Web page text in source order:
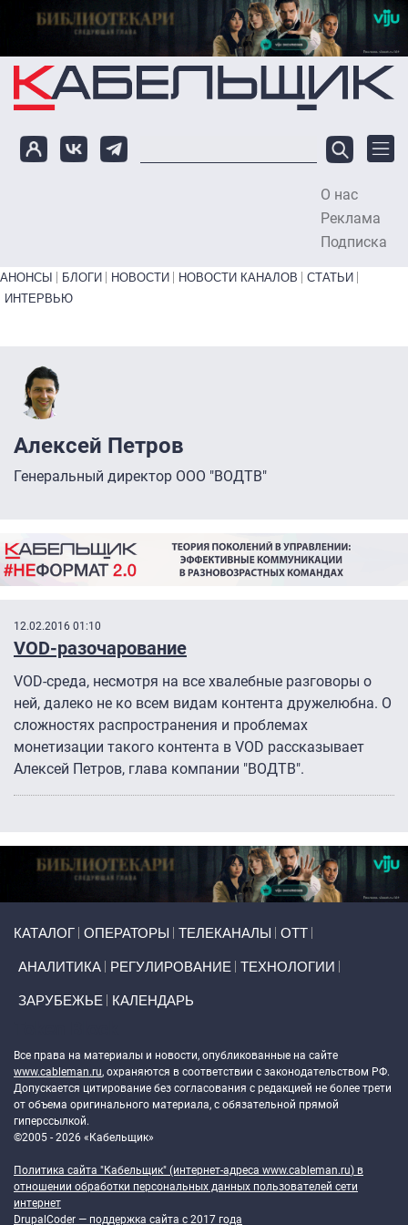
Перейти к основному содержанию
О нас
Реклама
Подписка
Primary links bottom
АНОНСЫ БЛОГИ НОВОСТИ НОВОСТИ КАНАЛОВ
СТАТЬИ
ИНТЕРВЬЮ
Алексей Петров
Генеральный директор ООО "ВОДТВ"
12.02.2016 01:10
VOD-разочарование
VOD-среда, несмотря на все хвалебные разговоры о
ней, далеко не ко всем видам контента дружелюбна. О
сложностях распространения и проблемах
монетизации такого контента в VOD рассказывает
Алексей Петров, глава компании "ВОДТВ".
КАТАЛОГ ОПЕРАТОРЫ ТЕЛЕКАНАЛЫ ОТТ
АНАЛИТИКА РЕГУЛИРОВАНИЕ ТЕХНОЛОГИИ
ЗАРУБЕЖЬЕ КАЛЕНДАРЬ
Все права на материалы и новости, опубликованные на сайте
www.cableman.ru, охраняются в соответствии с законодательством РФ.
Допускается цитирование без согласования с редакцией не более трети
от объема оригинального материала, с обязательной прямой
гиперссылкой.
©2005 - 2026 «Кабельщик»
Политика сайта "Кабельщик" (интернет-адреса www.cableman.ru) в
отношении обработки персональных данных пользователей сети
интернет
DrupalCoder — поддержка сайта c 2017 года